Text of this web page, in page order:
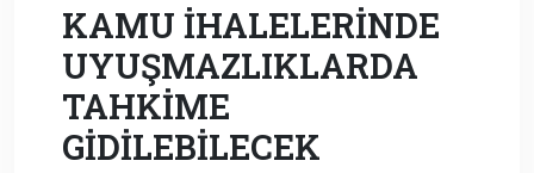
KAMU İHALELERİNDE
UYUŞMAZLIKLARDA
TAHKİME
GİDİLEBİLECEK